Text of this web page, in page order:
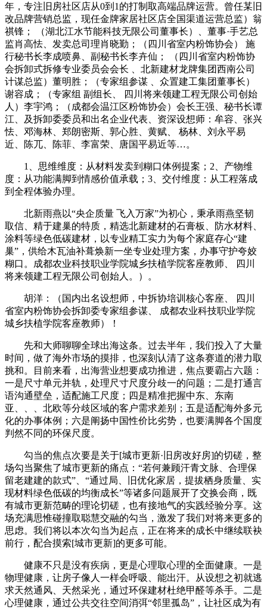
年，专注旧房社区店从0到1的打制取高端品牌运营。曾任某旧
改品牌营销总监，现任金牌家居社区店全国渠道运营总监）翁
祺锋； （湖北江水节能科技无限公司董事长）、董事·手艺总
监肖高怯、发卖总司理肖晓勤；（四川省室内粉饰协会） 施
行秘书长李成喷鼻、副秘书长李卉仙； （四川省室内粉饰协
会拆卸式拆修专业委员会会长 、北新建材龙牌集团西南公司
计谋总监）董明胜；（专家组参谋 、众置建工集团董事长）
谢容成；（专家组 副组长、 四川将来领建工程无限公司创始
人）李宇鸿；（成都会温江区粉饰协会）会长王强、秘书长谭
江、及拆卸委委员和出名企业代表、资深设想师：牟容、张兴
怯、邓海林、郑朗密斯、郭心胜、黄赋、 杨林、刘永平易
近、陈兀、陈菲、李富荣、唐国平易近等…。
1、思维维度：从材料发卖到糊口体例提案；2、产物维
度：从功能满脚到情感价值承载；3、交付维度：从工程落成
到全程体验办理。
北新雨燕以“央企质量 飞入万家”为初心，秉承雨燕坚韧
取信、精于建巢的特质，精选北新建材的石膏板、防水材料、
涂料等绿色低碳建材，以专业精工实力为每个家庭存心“建
巢”，供给木瓦油补葺焕新一坐专业处理方案，办事守护夸姣
糊口。成都农业科技职业学院城乡扶植学院客座教师、 四川
将来领建工程无限公司创始人。）。
胡洋：（国内出名设想师，中拆协培训核心客座、 四川
省室内粉饰协会拆卸委专家组参谋、 成都农业科技职业学院
城乡扶植学院客座教师）！
先和大师聊聊全球出海这条。过去半年，我们投入了大量
时间，做了海外市场的摸排，也深刻认清了这条赛道的潜力取
挑和。目前来看，出海营业想要成功推进，焦点要霸占六题：
一是尺寸单元并轨，处理尺寸尺度分歧一的问题；二是打通言
语沟通壁垒，适配施工尺度；四是精准把握中东、东南
亚、、、北欧等分歧区域的客户需求差别；五是适配海外多元
化的办事体例；六是阐扬中国性价比劣势，也要满脚各个国度
判然不同的环保尺度。
勾当的焦点次要是关于[城市更新·旧房改好房]的切磋，整
场勾当聚焦了城市更新的痛点：“若何兼顾汗青文脉、合理保
留老建建的款式”、“通过局、旧优化家居，提拔栖身质量、实
现材料绿色低碳的均衡成长”等诸多问题展开了交换会商，既
有城市更新范畴的理论切磋，也有接地气的实践经验分享。这
场充满思惟碰撞取聪慧交融的勾当，激发了我们对将来更多的
思虑。我们将以本次勾当为起点，正在将来的成长中继续联袂
前行，配合摸索[城市更新]的更多可能。
健康不只是没有疾病，更是心理取心理的全面健康。一是
物理健康，让房子像人一样会呼吸、能出汗。从设想之初就逃
求天然通风、天然采光，通过环保建材杜绝甲醛等杀手。二是
心理健康，通过公共交往空间消弭“邻里孤岛”，让社区成为有